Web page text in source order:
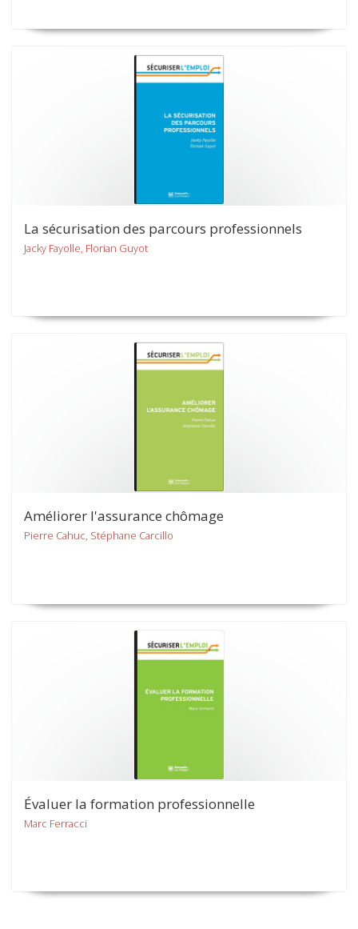
La sécurisation des parcours professionnels
Jacky Fayolle, Florian Guyot
Améliorer l'assurance chômage
Pierre Cahuc, Stéphane Carcillo
Évaluer la formation professionnelle
Marc Ferracci